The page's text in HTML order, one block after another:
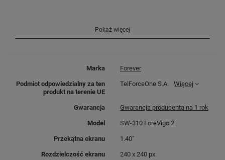
SW-310
Zmienne tarcze zegarka
Pokaż więcej
Marka Forever
Podmiot odpowiedzialny za ten
produkt na terenie UE
TelForceOne S.A. Więcej
Gwarancja Gwarancja producenta na 1 rok
Model SW-310 ForeVigo 2
Przekątna ekranu 1.40"
Rozdzielczość ekranu 240 x 240 px